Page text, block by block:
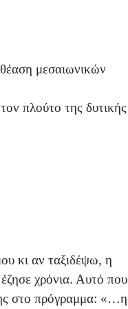
μεσαιωνικών
πλούτο της δυτικής
κι αν ταξιδέψω, η
χρόνια. Αυτό που
στο πρόγραμμα: «…η